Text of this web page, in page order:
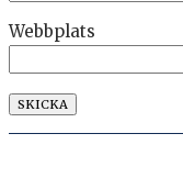
Webbplats